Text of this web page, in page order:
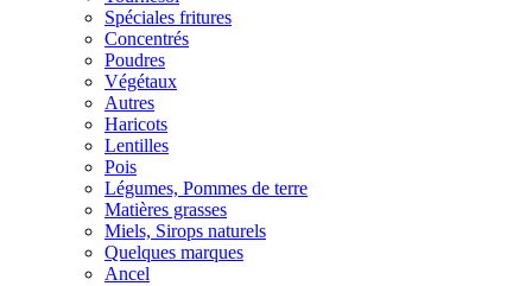
Spéciales fritures
Concentrés
Poudres
Végétaux
Autres
Haricots
Lentilles
Pois
Légumes, Pommes de terre
Matières grasses
Miels, Sirops naturels
Quelques marques
Ancel